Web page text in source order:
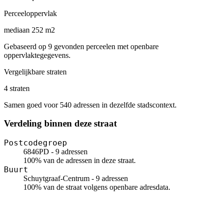
Perceeloppervlak
mediaan 252 m2
Gebaseerd op 9 gevonden perceelen met openbare
oppervlaktegegevens.
Vergelijkbare straten
4 straten
Samen goed voor 540 adressen in dezelfde stadscontext.
Verdeling binnen deze straat
Postcodegroep
6846PD - 9 adressen
100% van de adressen in deze straat.
Buurt
Schuytgraaf-Centrum - 9 adressen
100% van de straat volgens openbare adresdata.